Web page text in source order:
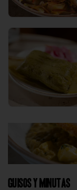
Guisos y Minutas